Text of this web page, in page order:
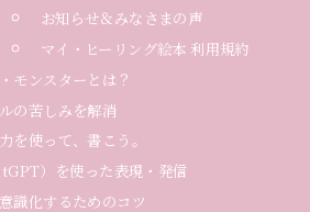
お知らせ＆みなさまの声
マイ・ヒーリング絵本 利用規約
モンスターとは？
の苦しみを解消
を使って、書こう。
）を使った表現・発信
識化するためのコツ